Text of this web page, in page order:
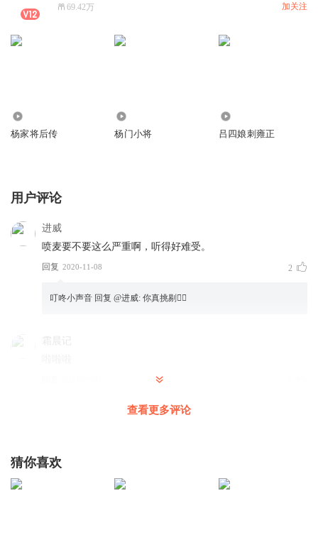
69.42万 加关注
杨家将后传 杨门小将 吕四娘刺雍正
用户评论
进威
喷麦要不要这么严重啊，听得好难受。
回复 2020-11-08 2
叮咚小声音 回复 @进威: 你真挑剔😮‍💨
霜晨记
查看更多评论
猜你喜欢